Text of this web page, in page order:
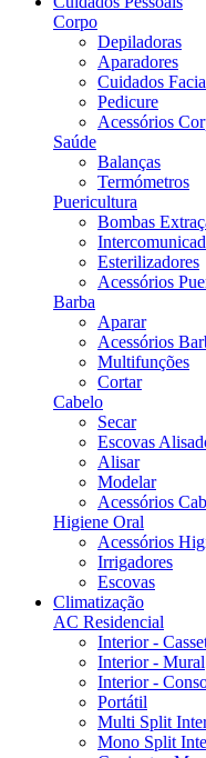
Corpo
Depiladoras
Aparadores
Cuidados
Pedicure
Acessórios
Saúde
Balanças
Termómetros
Puericultura
Bombas
Esterilizadores
Acessórios
Barba
Aparar
Acessórios
Multifunções
Cortar
Cabelo
Secar
Escovas
Alisar
Modelar
Acessórios
Higiene Oral
Acessórios
Irrigadores
Escovas
Climatização
AC Residencial
Interior -
Interior - Mural
Interior -
Portátil
Multi Split
Mono Split